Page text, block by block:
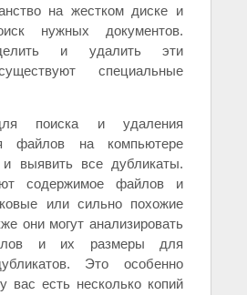
на жестком диске и
нужных документов.
и удалить эти
специальные
поиска и удаления
файлов на компьютере
и выявить все дубликаты.
содержимое файлов и
или сильно похожие
они могут анализировать
и их размеры для
Это особенно
вас есть несколько копий